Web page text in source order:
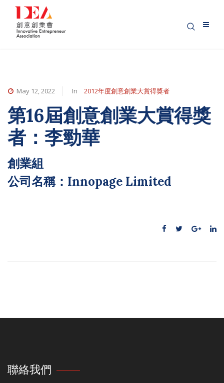
May 12, 2022 In 2012年度創意創業大賞得獎者
第16屆創意創業大賞得獎
者：李勁華
創業組
公司名稱：Innopage Limited
聯絡我們